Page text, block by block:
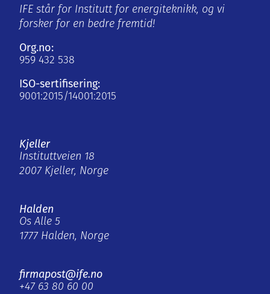
IFE står for Institutt for energiteknikk, og vi
forsker for en bedre fremtid!
Org.no:
959 432 538
ISO-sertifisering:
9001:2015/14001:2015
Kjeller
Instituttveien 18
2007 Kjeller, Norge
Halden
Os Alle 5
1777 Halden, Norge
firmapost@ife.no
+47 63 80 60 00